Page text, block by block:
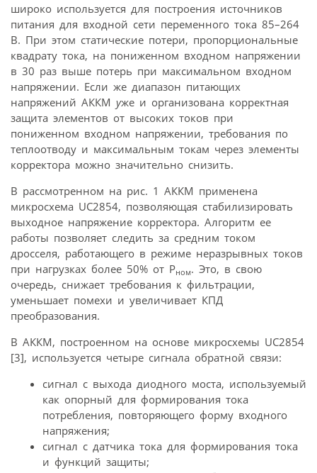
широко используется для построения источников
питания для входной сети переменного тока 85–264
В. При этом статические потери, пропорциональные
квадрату тока, на пониженном входном напряжении
в 30 раз выше потерь при максимальном входном
напряжении. Если же диапазон питающих
напряжений АККМ уже и организована корректная
защита элементов от высоких токов при
пониженном входном напряжении, требования по
теплоотводу и максимальным токам через элементы
корректора можно значительно снизить.
В рассмотренном на рис. 1 АККМ применена
микросхема UC2854, позволяющая стабилизировать
выходное напряжение корректора. Алгоритм ее
работы позволяет следить за средним током
дросселя, работающего в режиме неразрывных токов
при нагрузках более 50% от Pном. Это, в свою
очередь, снижает требования к фильтрации,
уменьшает помехи и увеличивает КПД
преобразования.
В АККМ, построенном на основе микросхемы UC2854
[3], используется четыре сигнала обратной связи:
сигнал с выхода диодного моста, используемый
как опорный для формирования тока
потребления, повторяющего форму входного
напряжения;
сигнал с датчика тока для формирования тока
и функций защиты;